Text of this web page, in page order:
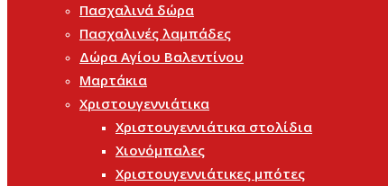
Πασχαλινά δώρα
Πασχαλινές λαμπάδες
Δώρα Αγίου Βαλεντίνου
Μαρτάκια
Χριστουγεννιάτικα
Χριστουγεννιάτικα στολίδια
Χιονόμπαλες
Χριστουγεννιάτικες μπότες